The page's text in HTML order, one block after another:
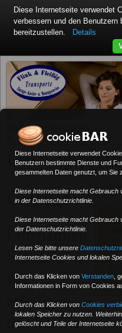
Home»Leistungsprofil
Leistungsprofil
Umzüge
Entspannen
Sie sich,
wir
erledigen
das für Sie!
Diese Internetseite verwendet
Benutzern bestimmte Dienste und
gesammelten Daten genutzt, um Sie
Diese Internetseite macht Gebrauch
in der Datenschutzrichtlinie.
Diese Internetseite macht Gebrauch
der Datenschutzrichtlinie.
Lesen Sie bitte unsere
Internetseite Cookies und lokalen
Durch das Klicken von Verstanden
Informationen in Form von Cookies
Durch das Klicken von Cookies
lokalen Speicher zu nutzen.
gelöscht und Teile der Internetseite
Diese Internetseite verwendet
verbessern und den
bereitzustellen.
Details